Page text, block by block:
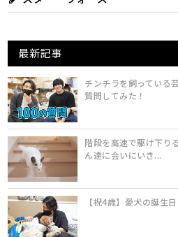
最新記事
チンチラを飼っている
質問してみた！
階段を高速で駆け下り
ん達に会いにいき...
【祝4歳】愛犬の誕生